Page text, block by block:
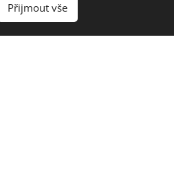
Přijmout vše